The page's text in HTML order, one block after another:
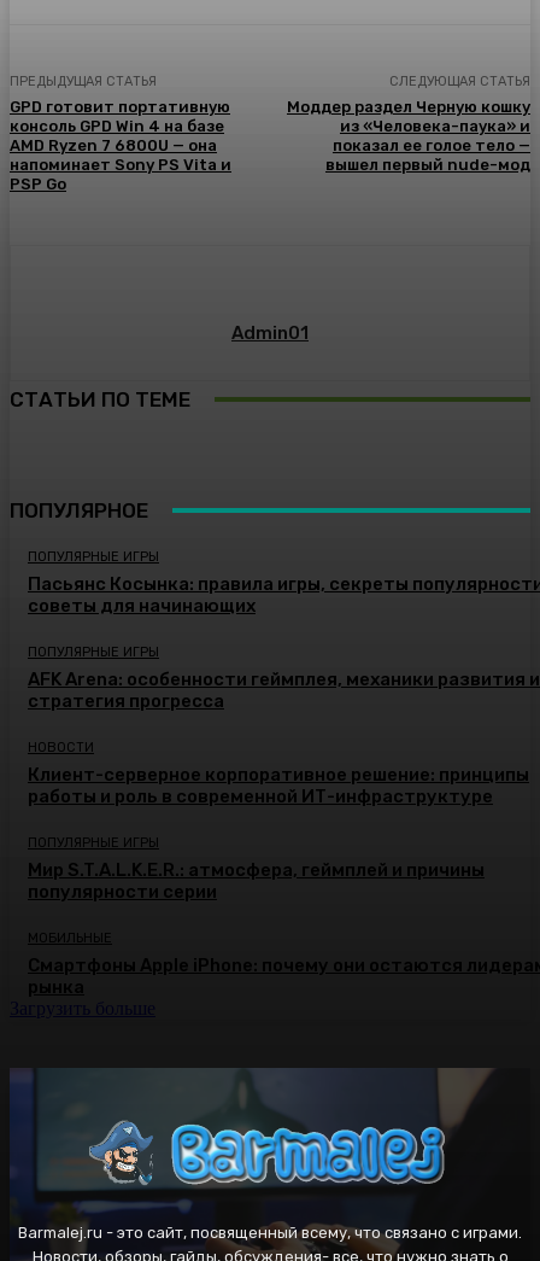
ПРЕДЫДУЩАЯ СТАТЬЯ
GPD готовит портативную
консоль GPD Win 4 на базе
AMD Ryzen 7 6800U — она
напоминает Sony PS Vita и
PSP Go
СЛЕДУЮЩАЯ СТАТЬЯ
Моддер раздел Черную кошку
из «Человека-паука» и
показал ее голое тело —
вышел первый nude-мод
Admin01
СТАТЬИ ПО ТЕМЕ
ПОПУЛЯРНОЕ
ПОПУЛЯРНЫЕ ИГРЫ
Пасьянс Косынка: правила игры, секреты
советы для начинающих
ПОПУЛЯРНЫЕ ИГРЫ
AFK Arena: особенности геймплея, механики развития и
стратегия прогресса
НОВОСТИ
Клиент-серверное корпоративное решение: принципы
работы и роль в современной ИТ-инфраструктуре
ПОПУЛЯРНЫЕ ИГРЫ
Мир S.T.A.L.K.E.R.: атмосфера, геймплей и причины
популярности серии
МОБИЛЬНЫЕ
Смартфоны Apple iPhone: почему они остаются
рынка
Загрузить больше
Barmalej.ru - это сайт, посвященный всему, что связано с играми.
Новости, обзоры, гайды, обсуждения- все, что нужно знать о